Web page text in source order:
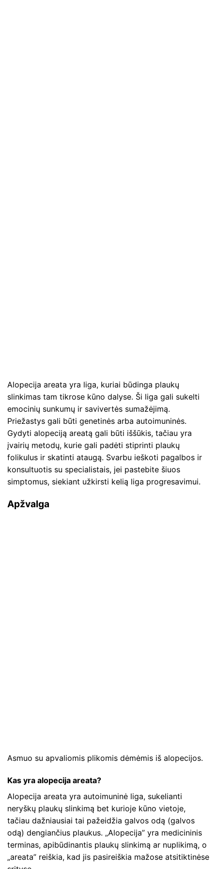
Alopecija areata yra liga, kuriai būdinga plaukų
slinkimas tam tikrose kūno dalyse. Ši liga gali sukelti
emocinių sunkumų ir savivertės sumažėjimą.
Priežastys gali būti genetinės arba autoimuninės.
Gydyti alopeciją areatą gali būti iššūkis, tačiau yra
įvairių metodų, kurie gali padėti stiprinti plaukų
folikulus ir skatinti ataugą. Svarbu ieškoti pagalbos ir
konsultuotis su specialistais, jei pastebite šiuos
simptomus, siekiant užkirsti kelią liga progresavimui.
Apžvalga
Asmuo su apvaliomis plikomis dėmėmis iš alopecijos.
Kas yra alopecija areata?
Alopecija areata yra autoimuninė liga, sukelianti
neryškų plaukų slinkimą bet kurioje kūno vietoje,
tačiau dažniausiai tai pažeidžia galvos odą (galvos
odą) dengiančius plaukus. „Alopecija” yra medicininis
terminas, apibūdinantis plaukų slinkimą ar nuplikimą, o
„areata” reiškia, kad jis pasireiškia mažose atsitiktinėse